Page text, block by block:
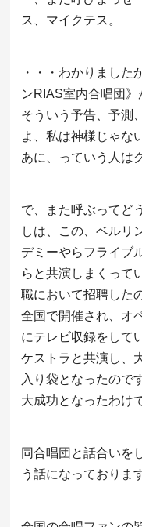
ス、マイクテス。
・・・わかりました
ンRIAS室内合唱団》
そういう予告、予測
よ、私は神様じゃな
あに、っていう人は
で、また呼ぶってど
しは、この、ベルリ
デミーやらフライブ
らと共演しまくって
職において招聘した
全国で開催され、オ
にテレビ収録をして
ケストラと共演し、
入り袋となったので
大成功となったわけ
同合唱団と話合いを
う話になっておりま